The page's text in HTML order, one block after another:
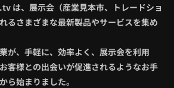
は、展示会（産業見本市、トレードショ
るさまざまな最新製品やサービスを集め
が、手軽に、効率よく、展示会を利用
客様との出会いが促進されるようなお手
ら始まりました。